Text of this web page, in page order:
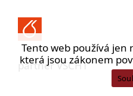
partner VŠCHT
Tento web používá jen
která jsou zákonem